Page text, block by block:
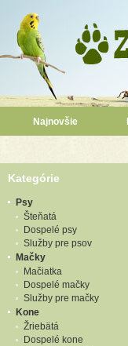
Najnovšie
Kategórie
Psy
Šteňatá
Dospelé psy
Služby pre psov
Mačky
Mačiatka
Dospelé mačky
Služby pre mačky
Kone
Žriebätá
Dospelé kone